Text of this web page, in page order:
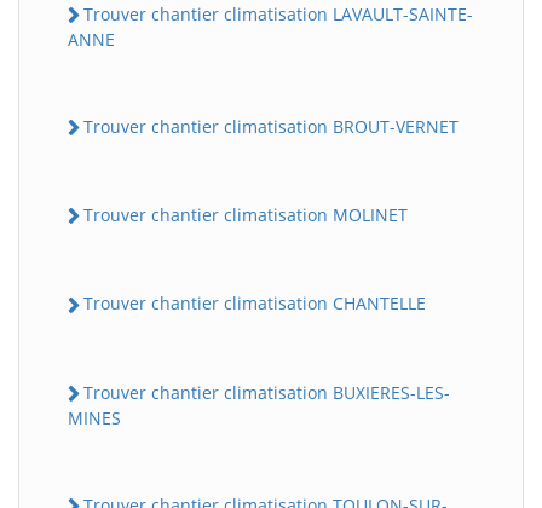
Trouver chantier climatisation LAVAULT-SAINTE-
ANNE
Trouver chantier climatisation BROUT-VERNET
Trouver chantier climatisation MOLINET
Trouver chantier climatisation CHANTELLE
Trouver chantier climatisation BUXIERES-LES-
MINES